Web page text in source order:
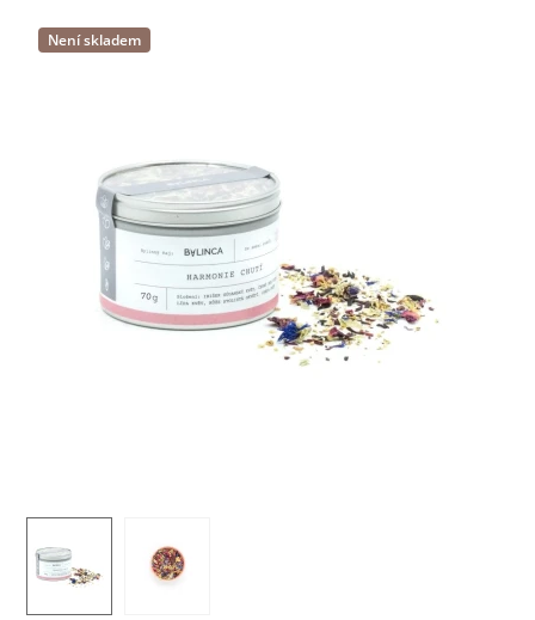
Není skladem